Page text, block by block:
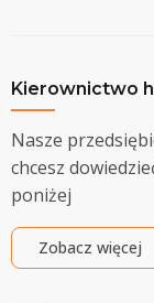
Kierownictwo
Nasze
chcesz
poniżej
Zobacz więcej